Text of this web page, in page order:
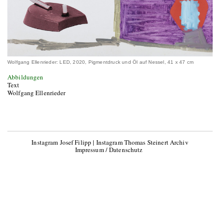
Wolfgang Ellenrieder: LED, 2020, Pigmentdruck und Öl auf Nessel, 41 x 47 cm
Abbildungen
Text
Wolfgang Ellenrieder
Instagram Josef Filipp | Instagram Thomas Steinert Archiv
Impressum / Datenschutz